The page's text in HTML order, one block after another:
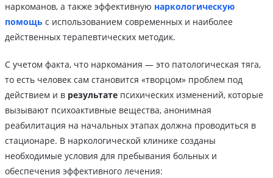
наркоманов, а также эффективную наркологическую
помощь с использованием современных и наиболее
действенных терапевтических методик.
С учетом факта, что наркомания — это патологическая тяга,
то есть человек сам становится «творцом» проблем под
действием и в результате психических изменений, которые
вызывают психоактивные вещества, анонимная
реабилитация на начальных этапах должна проводиться в
стационаре. В наркологической клинике созданы
необходимые условия для пребывания больных и
обеспечения эффективного лечения: